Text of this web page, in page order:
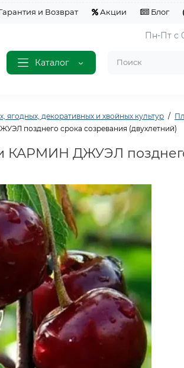
и Возврат Акции Блог
Каталог
Пн-Пт с
ягодных, декоративных и хвойных культур
позднего срока созревания (двухлетний)
ДЖУЭЛ позднего